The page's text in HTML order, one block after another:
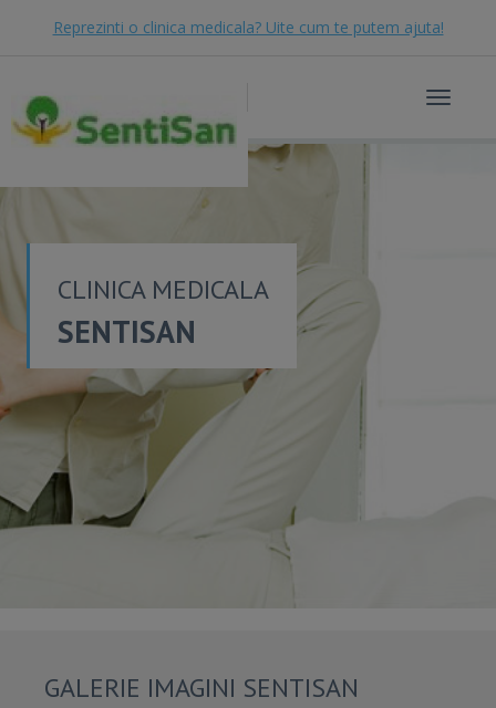
Reprezinti o clinica medicala? Uite cum te putem ajuta!
Toggle
CLINICA MEDICALA
SENTISAN
GALERIE IMAGINI SENTISAN